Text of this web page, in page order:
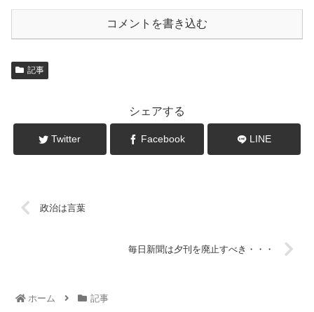
コメントを書き込む
記事
シェアする
Twitter Facebook LINE
政治は言葉
毎日新聞は夕刊を廃止すべき・・・
ホーム 記事